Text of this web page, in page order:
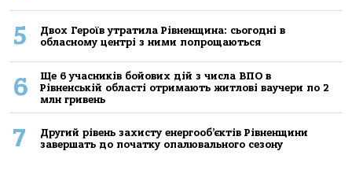
5
Двох Героїв утратила Рівненщина: сьогодні в
обласному центрі з ними попрощаються
6
Ще 6 учасників бойових дій з числа ВПО в
Рівненській області отримають житлові ваучери по 2
млн гривень
7
Другий рівень захисту енергооб’єктів Рівненщини
завершать до початку опалювального сезону